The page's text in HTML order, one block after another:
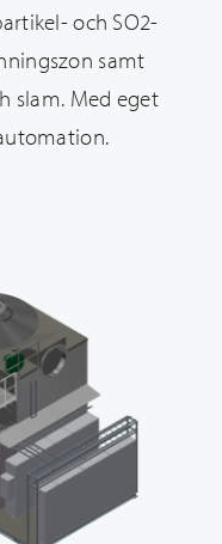
och SO2-
samt
slam. Med eget